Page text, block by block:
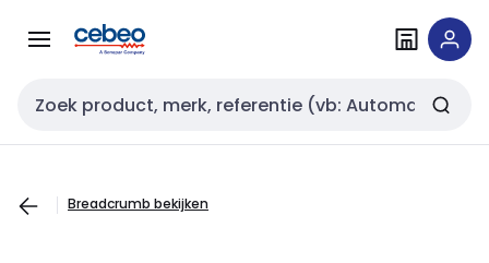
naar
naar
Zoekveld invoer
Breadcrumb bekijken